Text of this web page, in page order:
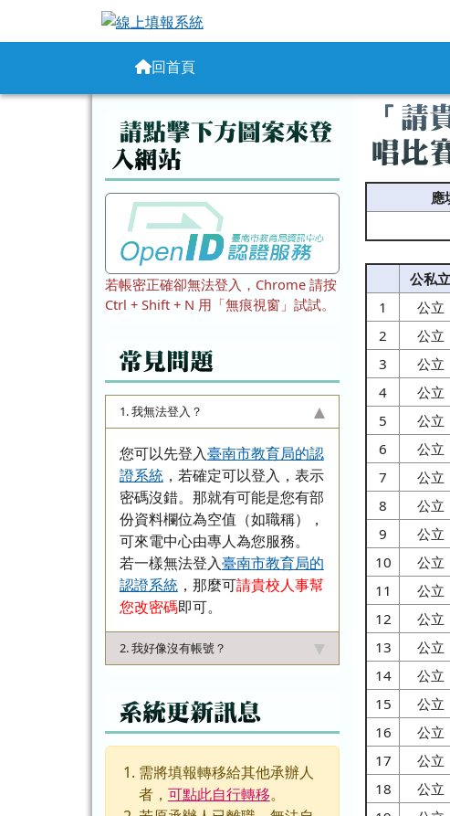
線上填報系統
回首頁
左邊區域內容
請點擊下方圖案來登
入網站
若帳密正確卻無法登入，Chrome 請按
Ctrl + Shift + N 用「無痕視窗」試試。
常見問題
1. 我無法登入？
您可以先登入臺南市教育局的認
證系統，若確定可以登入，表示
密碼沒錯。那就有可能是您有部
份資料欄位為空值（如職稱），
可來電中心由專人為您服務。
若一樣無法登入臺南市教育局的
認證系統，那麼可請貴校人事幫
您改密碼即可。
2. 我好像沒有帳號？
系統更新訊息
需將填報轉移給其他承辦人
者， 可點此自行轉移。
主內
「請
唱比
應
公私立
1
公立
2
公立
3
公立
4
公立
5
公立
6
公立
7
公立
8
公立
9
公立
10
公立
11
公立
12
公立
13
公立
14
公立
15
公立
16
公立
17
公立
18
公立
頁尾區域